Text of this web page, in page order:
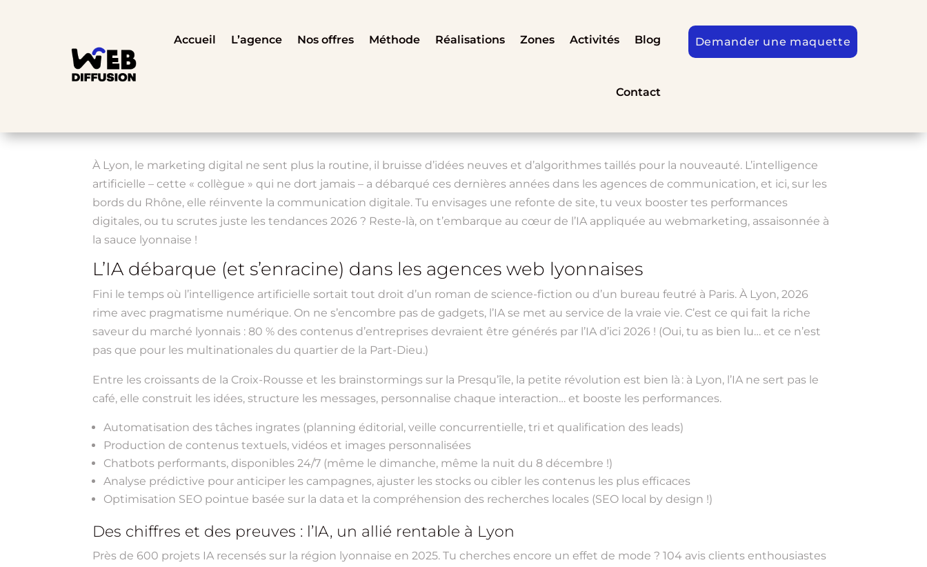
Accueil L’agence Nos offres Méthode Réalisations Zones Activités Blog
Contact
Demander une maquette
À Lyon, le marketing digital ne sent plus la routine, il bruisse d’idées neuves et d’algorithmes taillés pour la nouveauté. L’intelligence
artificielle – cette « collègue » qui ne dort jamais – a débarqué ces dernières années dans les agences de communication, et ici, sur les
bords du Rhône, elle réinvente la communication digitale. Tu envisages une refonte de site, tu veux booster tes performances
digitales, ou tu scrutes juste les tendances 2026 ? Reste-là, on t’embarque au cœur de l’IA appliquée au webmarketing, assaisonnée à
la sauce lyonnaise !
L’IA débarque (et s’enracine) dans les agences web lyonnaises
Fini le temps où l’intelligence artificielle sortait tout droit d’un roman de science-fiction ou d’un bureau feutré à Paris. À Lyon, 2026
rime avec pragmatisme numérique. On ne s’encombre pas de gadgets, l’IA se met au service de la vraie vie. C’est ce qui fait la riche
saveur du marché lyonnais : 80 % des contenus d’entreprises devraient être générés par l’IA d’ici 2026 ! (Oui, tu as bien lu… et ce n’est
pas que pour les multinationales du quartier de la Part-Dieu.)
Entre les croissants de la Croix-Rousse et les brainstormings sur la Presqu’île, la petite révolution est bien là : à Lyon, l’IA ne sert pas le
café, elle construit les idées, structure les messages, personnalise chaque interaction… et booste les performances.
Automatisation des tâches ingrates (planning éditorial, veille concurrentielle, tri et qualification des leads)
Production de contenus textuels, vidéos et images personnalisées
Chatbots performants, disponibles 24/7 (même le dimanche, même la nuit du 8 décembre !)
Analyse prédictive pour anticiper les campagnes, ajuster les stocks ou cibler les contenus les plus efficaces
Optimisation SEO pointue basée sur la data et la compréhension des recherches locales (SEO local by design !)
Des chiffres et des preuves : l’IA, un allié rentable à Lyon
Près de 600 projets IA recensés sur la région lyonnaise en 2025. Tu cherches encore un effet de mode ? 104 avis clients enthousiastes